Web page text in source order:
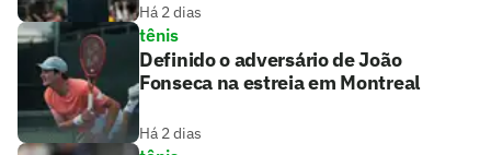
Há 2 dias
tênis
Definido o adversário de João
Fonseca na estreia em Montreal
Há 2 dias